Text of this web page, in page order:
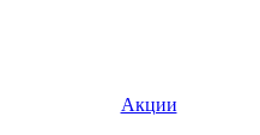
Акции